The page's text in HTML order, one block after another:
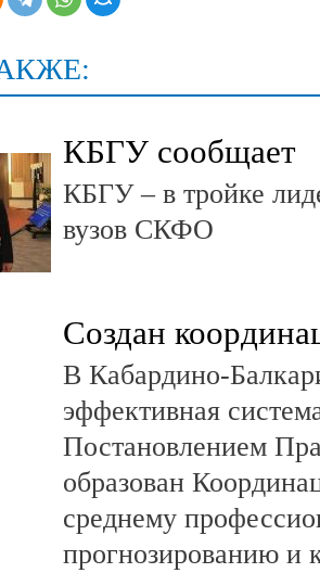
КБГУ сообщает
КБГУ – в тройке
вузов СКФО
Создан
В Кабардино-
эффективная
Постановлением
образован
среднему
прогнозированию и